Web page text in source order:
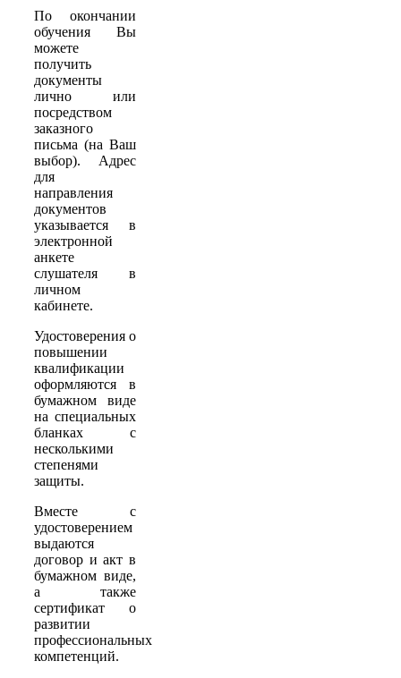
По окончании
обучения Вы
можете
получить
документы
лично или
посредством
заказного
письма (на Ваш
выбор). Адрес
для
направления
документов
указывается в
электронной
анкете
слушателя в
личном
кабинете.
Удостоверения о
повышении
квалификации
оформляются в
бумажном виде
на специальных
бланках с
несколькими
степенями
защиты.
Вместе с
удостоверением
выдаются
договор и акт в
бумажном виде,
а также
сертификат о
развитии
профессиональных
компетенций.